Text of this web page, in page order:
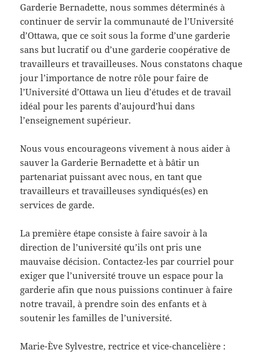
Garderie Bernadette, nous sommes déterminés à
continuer de servir la communauté de l’Université
d’Ottawa, que ce soit sous la forme d’une garderie
sans but lucratif ou d’une garderie coopérative de
travailleurs et travailleuses. Nous constatons chaque
jour l’importance de notre rôle pour faire de
l’Université d’Ottawa un lieu d’études et de travail
idéal pour les parents d’aujourd’hui dans
l’enseignement supérieur.
Nous vous encourageons vivement à nous aider à
sauver la Garderie Bernadette et à bâtir un
partenariat puissant avec nous, en tant que
travailleurs et travailleuses syndiqués(es) en
services de garde.
La première étape consiste à faire savoir à la
direction de l’université qu’ils ont pris une
mauvaise décision. Contactez-les par courriel pour
exiger que l’université trouve un espace pour la
garderie afin que nous puissions continuer à faire
notre travail, à prendre soin des enfants et à
soutenir les familles de l’université.
Marie-Ève ​​Sylvestre, rectrice et vice-chancelière :